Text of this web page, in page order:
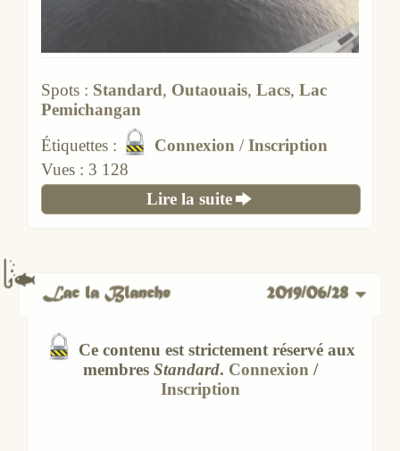
/Inscription
Lac la Blanche 2019/06/28
Ce contenu est strictement réservé aux